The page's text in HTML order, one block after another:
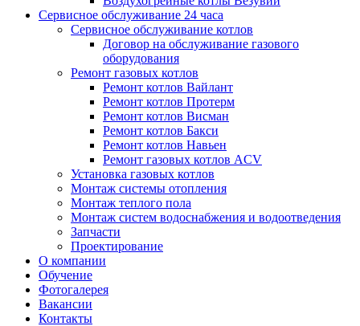
Сервисное обслуживание 24 часа
Сервисное обслуживание котлов
Договор на обслуживание газового
оборудования
Ремонт газовых котлов
Ремонт котлов Вайлант
Ремонт котлов Протерм
Ремонт котлов Висман
Ремонт котлов Бакси
Ремонт котлов Навьен
Ремонт газовых котлов ACV
Установка газовых котлов
Монтаж системы отопления
Монтаж теплого пола
Монтаж систем водоснабжения и водоотведения
Запчасти
Проектирование
О компании
Обучение
Фотогалерея
Вакансии
Контакты